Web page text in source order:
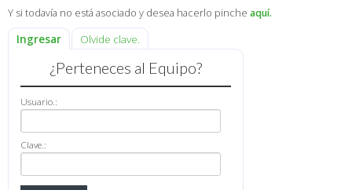
Y si todavía no está asociado y desea hacerlo pinche aquí.
Ingresar Olvide clave.
¿Perteneces al Equipo?
Usuario.:
Clave.: